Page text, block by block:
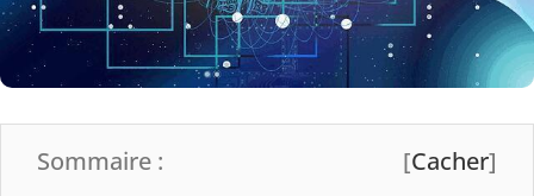
Sommaire : [Cacher]